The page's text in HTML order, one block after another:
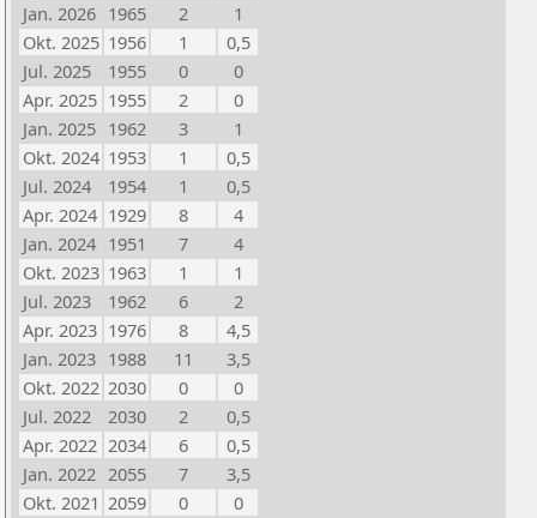
Jan. 2026 1965 2
1
Okt. 2025 1956 1
0,5
Jul. 2025
1955 0
0
Apr. 2025 1955 2
0
Jan. 2025 1962 3
1
Okt. 2024 1953 1
0,5
Jul. 2024
1954 1
0,5
Apr. 2024 1929 8
4
Jan. 2024 1951 7
4
Okt. 2023 1963 1
1
Jul. 2023
1962 6
2
Apr. 2023 1976 8
4,5
Jan. 2023 1988 11
3,5
Okt. 2022 2030 0
0
Jul. 2022
2030 2
0,5
Apr. 2022 2034 6
0,5
Jan. 2022 2055 7
3,5
Okt. 2021 2059 0
0